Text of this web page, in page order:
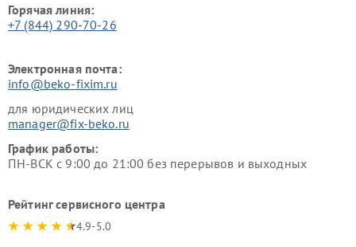
Горячая линия:
+7 (844) 290-70-26
Электронная почта:
info@beko-fixim.ru
для юридических лиц
manager@fix-beko.ru
График работы:
ПН-ВСК с 9:00 до 21:00 без перерывов и выходных
Рейтинг сервисного центра
4.9-5.0